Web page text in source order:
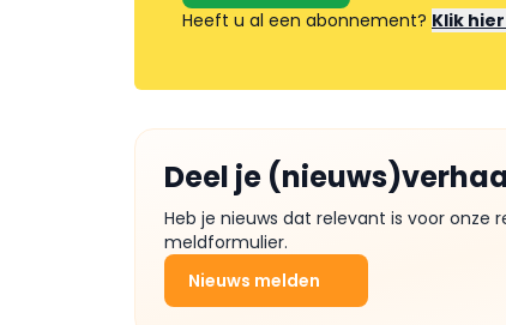
Heeft u al een abonnement? Klik
Deel je
Heb je nieuws dat relevant is voor onze
meldformulier.
Nieuws melden